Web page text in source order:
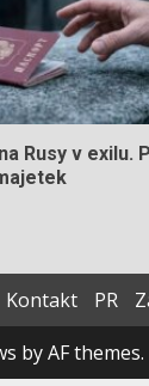
Rusy v exilu.
Kontakt PR
by AF themes.